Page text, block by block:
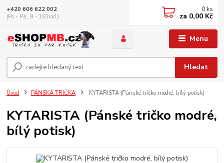
Menu
Hledat
+420 606 622 002
(Po - Pá, 9 - 18 hod.)
0 ks
za 0,00 Kč
Úvod PÁNSKÁ TRIČKA KYTARISTA (Pánské tričko modré, bílý potisk)
KYTARISTA (Pánské tričko modré,
bílý potisk)